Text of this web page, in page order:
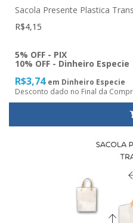
Sacola Presente Plastica
R$4,15
5% OFF - PIX
10% OFF - Dinheiro Especie
R$3,74 em Dinheiro Especie
Desconto dado no Final da